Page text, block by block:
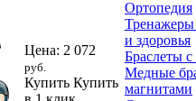
Цена: 2 072
руб.
Купить Купить
Ортопедия
Тренажеры
и здоровья
Браслеты
Медные
магнитами